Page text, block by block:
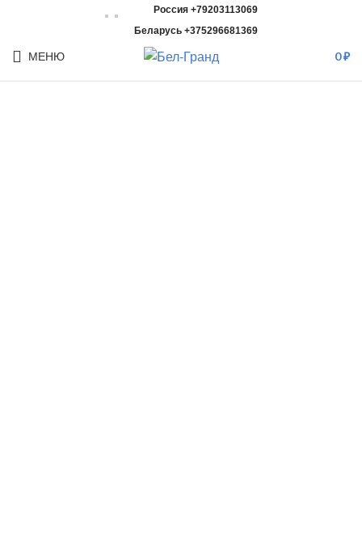
Россия +79203113069
Беларусь +375296681369
МЕНЮ 0₽